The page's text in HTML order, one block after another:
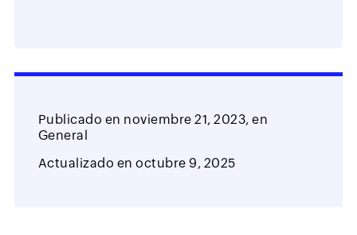
Publicado en noviembre 21, 2023, en
General
Actualizado enoctubre 9, 2025